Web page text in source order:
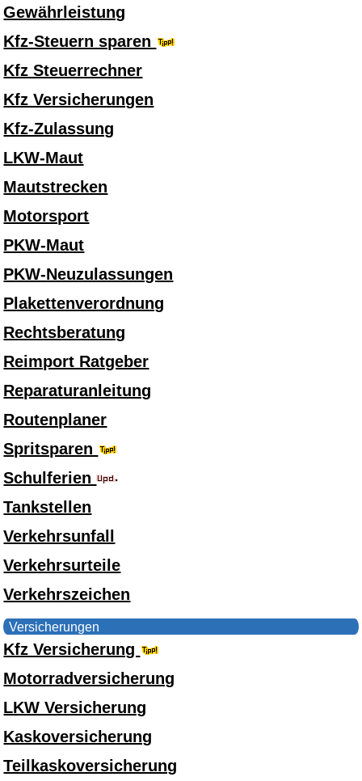
Gewährleistung
Kfz-Steuern sparen
Kfz Steuerrechner
Kfz Versicherungen
Kfz-Zulassung
LKW-Maut
Mautstrecken
Motorsport
PKW-Maut
PKW-Neuzulassungen
Plakettenverordnung
Rechtsberatung
Reimport Ratgeber
Reparaturanleitung
Routenplaner
Spritsparen
Schulferien
Tankstellen
Verkehrsunfall
Verkehrsurteile
Verkehrszeichen
Versicherungen
Kfz Versicherung
Motorradversicherung
LKW Versicherung
Kaskoversicherung
Teilkaskoversicherung